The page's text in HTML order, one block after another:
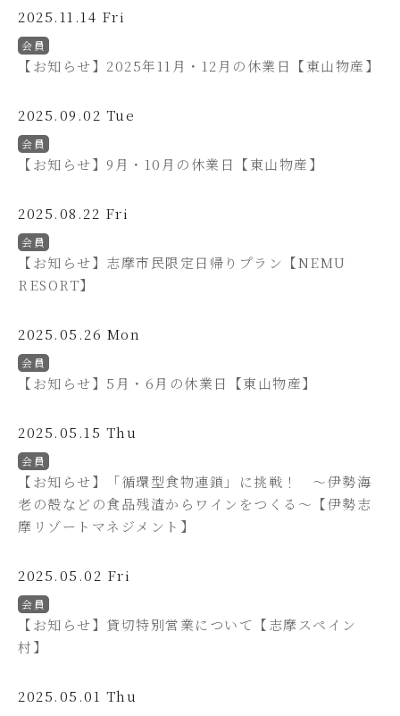
2025.11.14 Fri
会員
【お知らせ】2025年11月・12月の休業日【東山物産】
2025.09.02 Tue
会員
【お知らせ】9月・10月の休業日【東山物産】
2025.08.22 Fri
会員
【お知らせ】志摩市民限定日帰りプラン【NEMU
RESORT】
2025.05.26 Mon
会員
【お知らせ】5月・6月の休業日【東山物産】
2025.05.15 Thu
会員
【お知らせ】「循環型食物連鎖」に挑戦！ ～伊勢海
老の殻などの食品残渣からワインをつくる～【伊勢志
摩リゾートマネジメント】
2025.05.02 Fri
会員
【お知らせ】貸切特別営業について【志摩スペイン
村】
2025.05.01 Thu